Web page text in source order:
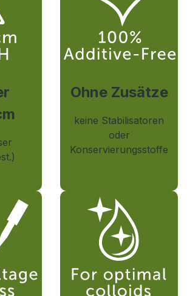
Ohne Zusätze
keine Stabilisatoren
oder
Konservierungsstoffe